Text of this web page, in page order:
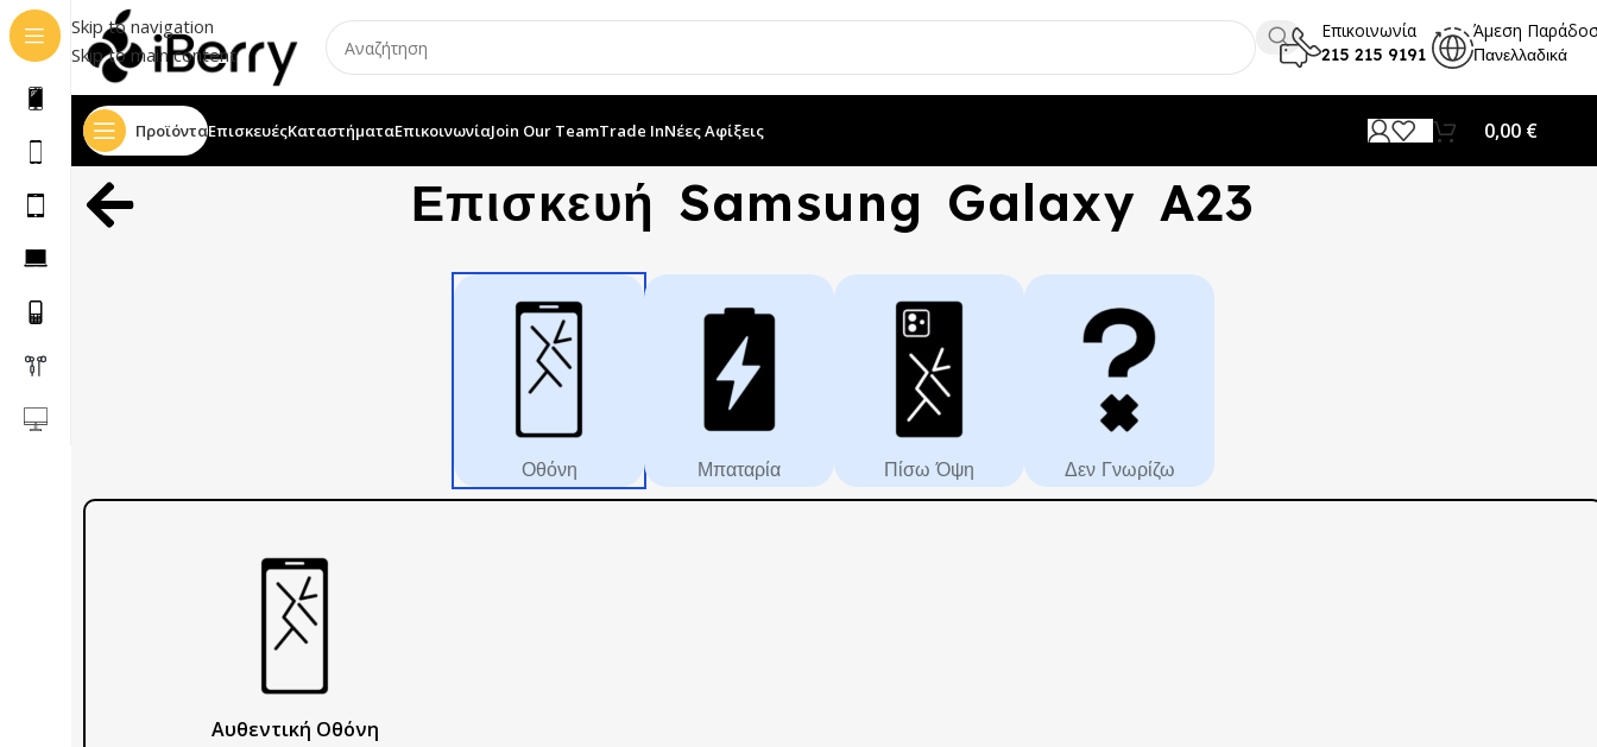
Skip to navigation
Skip to main content
Επικοινωνία
215 215 9191
Άμεση
Πανελλαδικά
ΠροϊόνταΕπισκευέςΚαταστήματαΕπικοινωνίαJoin Our TeamTrade InΝέες Αφίξεις 0,00 €
Επισκευή Samsung Galaxy A23
Οθόνη Μπαταρία Πίσω Όψη Δεν Γνωρίζω
Αυθεντική Οθόνη